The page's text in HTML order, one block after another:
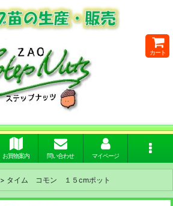
カート
お買物案内 問い合わせ マイページ
> タイム コモン １５cmポット